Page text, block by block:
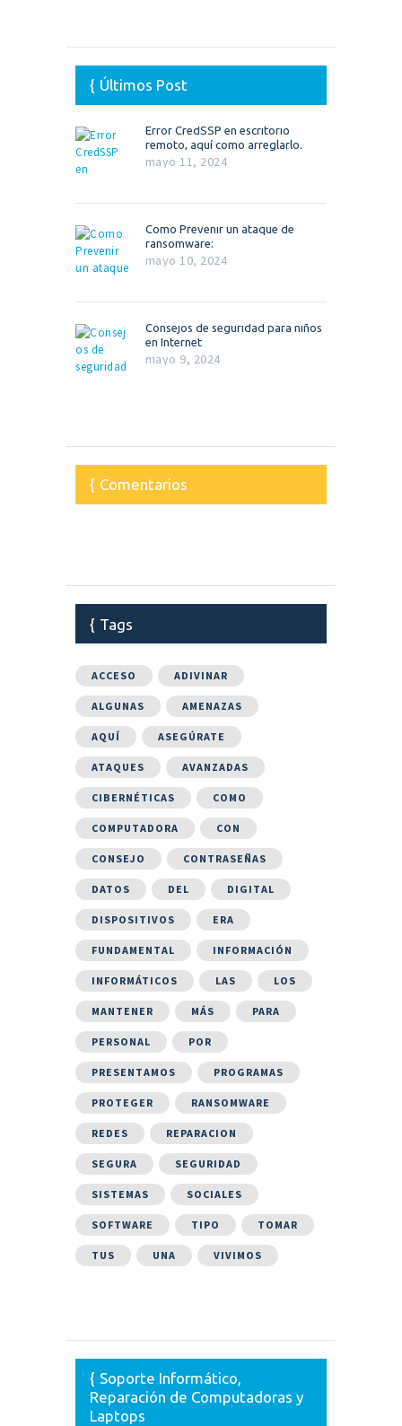
Últimos Post
Error CredSSP en escritorio
remoto, aquí como arreglarlo.
mayo 11, 2024
Como Prevenir un ataque de
ransomware:
mayo 10, 2024
Consejos de seguridad para niños
en Internet
mayo 9, 2024
Comentarios
Tags
ACCESO ADIVINAR
ALGUNAS AMENAZAS
AQUÍ ASEGÚRATE
ATAQUES AVANZADAS
CIBERNÉTICAS COMO
COMPUTADORA CON
CONSEJO CONTRASEÑAS
DATOS DEL DIGITAL
DISPOSITIVOS ERA
FUNDAMENTAL INFORMACIÓN
INFORMÁTICOS LAS LOS
MANTENER MÁS PARA
PERSONAL POR
PRESENTAMOS PROGRAMAS
PROTEGER RANSOMWARE
REDES REPARACION
SEGURA SEGURIDAD
SISTEMAS SOCIALES
SOFTWARE TIPO TOMAR
TUS UNA VIVIMOS
Soporte Informático,
Reparación de Computadoras y
Laptops